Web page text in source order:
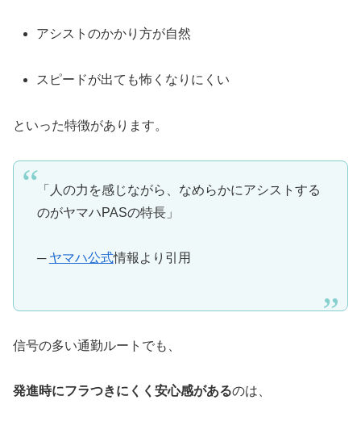
アシストのかかり方が自然
スピードが出ても怖くなりにくい
といった特徴があります。
「人の力を感じながら、なめらかにアシストする
のがヤマハPASの特長」
─ ヤマハ公式情報より引用
信号の多い通勤ルートでも、
発進時にフラつきにくく安心感があるのは、